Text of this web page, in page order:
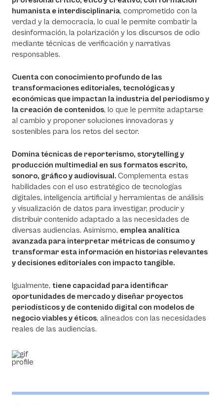
humanista e interdisciplinaria, comprometido con la
verdad y la democracia, lo cual le permite combatir la
desinformación, la polarización y los discursos de odio
mediante técnicas de verificación y narrativas
responsables.
Cuenta con conocimiento profundo de las
transformaciones editoriales, tecnológicas y
económicas que impactan la industria del periodismo y
la creación de contenidos, lo que le permite adaptarse
al cambio y proponer soluciones innovadoras y
sostenibles para los retos del sector.
Domina técnicas de reporterismo, storytelling y
producción multimedial en sus formatos escrito,
sonoro, gráfico y audiovisual. Complementa estas
habilidades con el uso estratégico de tecnologías
digitales, inteligencia artificial y herramientas de análisis
y visualización de datos para investigar, producir y
distribuir contenido adaptado a las necesidades de
diversas audiencias. Asimismo, emplea analítica
avanzada para interpretar métricas de consumo y
transformar esta información en historias relevantes
y decisiones editoriales con impacto tangible.
Igualmente, tiene capacidad para identificar
oportunidades de mercado y diseñar proyectos
periodísticos y de contenido digital con modelos de
negocio viables y éticos, alineados con las necesidades
reales de las audiencias.